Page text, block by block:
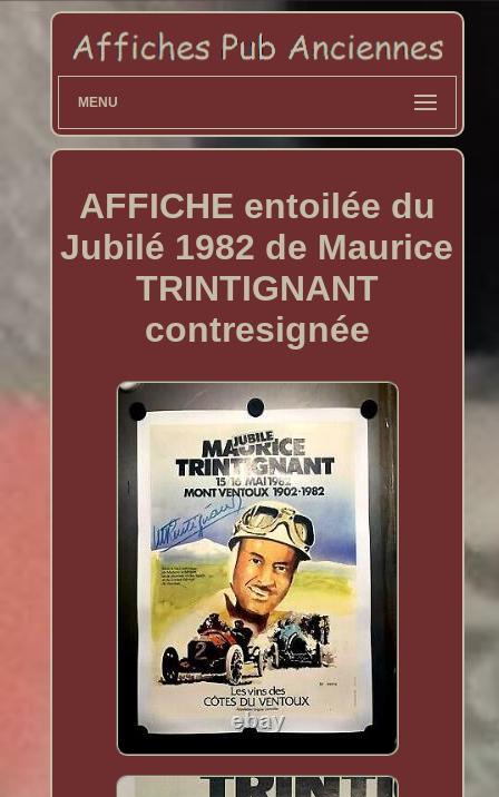
MENU
AFFICHE entoilée du
Jubilé 1982 de Maurice
TRINTIGNANT
contresignée